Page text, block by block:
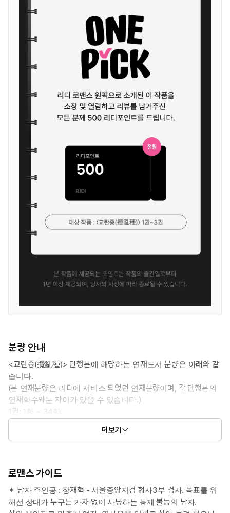
분량 안내
<교란종(攪亂種)> 단행본에 해당하는 연재도서 분량은 아래와 같
습니다.
(본 연재분량은 리디에 서비스 되었던 연재분량이며, 각 단행본의
연재화수와는 차이가 있을 수 있습니다.)
1권: 1화 ~ 34화
2권: 35화 ~ 70화
더보기
로맨스 가이드
✦ 남자 주인공 : 장재혁 - 서울중앙지검 형사3부 검사. 목표를 위
해선 상대가 누구든 가차 없이 사냥하는 통제 불능의 남자.